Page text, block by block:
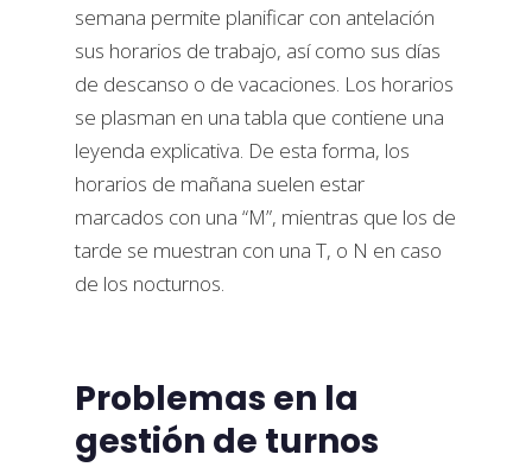
semana permite planificar con antelación
sus horarios de trabajo, así como sus días
de descanso o de vacaciones. Los horarios
se plasman en una tabla que contiene una
leyenda explicativa. De esta forma, los
horarios de mañana suelen estar
marcados con una “M”, mientras que los de
tarde se muestran con una T, o N en caso
de los nocturnos.
Problemas en la
gestión de turnos